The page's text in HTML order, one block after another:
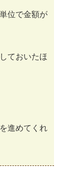
位で金額が
ておいたほ
進めてくれ